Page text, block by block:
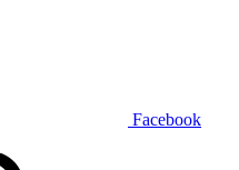
Facebook